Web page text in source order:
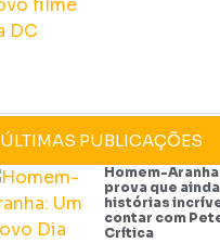
ÚLTIMAS PUBLICAÇÕES
Homem-
prova que
histórias
contar com
Crítica